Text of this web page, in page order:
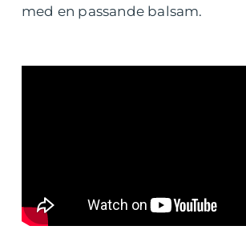
med en passande balsam.